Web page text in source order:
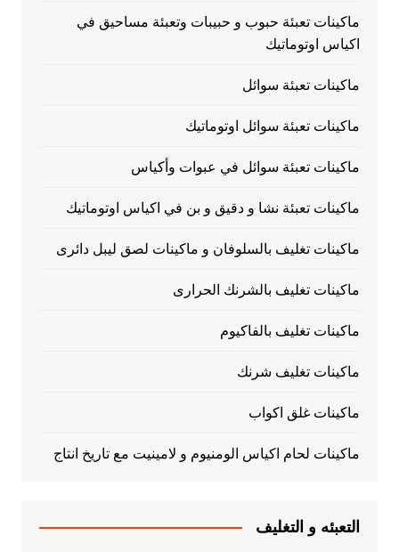
ماكينات تعبئة حبوب و حبيبات وتعبئة مساحيق في
اكياس اوتوماتيك
ماكينات تعبئة سوائل
ماكينات تعبئة سوائل اوتوماتيك
ماكينات تعبئة سوائل في عبوات وأكياس
ماكينات تعبئة نشا و دقيق و بن في اكياس اوتوماتيك
ماكينات تغليف بالسلوفان و ماكينات لصق ليبل دائرى
ماكينات تغليف بالشرنك الحرارى
ماكينات تغليف بالفاكيوم
ماكينات تغليف شرنك
ماكينات غلق اكواب
ماكينات لحام اكياس الومنيوم و لامينيت مع تاريخ انتاج
التعبئه و التغليف